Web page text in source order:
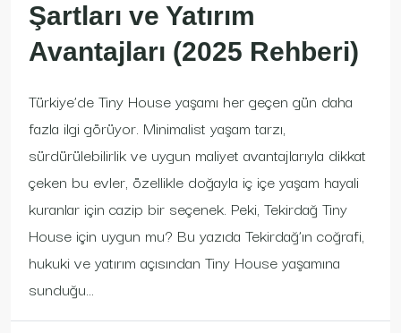
Şartları ve Yatırım
Avantajları (2025 Rehberi)
Türkiye’de Tiny House yaşamı her geçen gün daha
fazla ilgi görüyor. Minimalist yaşam tarzı,
sürdürülebilirlik ve uygun maliyet avantajlarıyla dikkat
çeken bu evler, özellikle doğayla iç içe yaşam hayali
kuranlar için cazip bir seçenek. Peki, Tekirdağ Tiny
House için uygun mu? Bu yazıda Tekirdağ’ın coğrafi,
hukuki ve yatırım açısından Tiny House yaşamına
sunduğu...